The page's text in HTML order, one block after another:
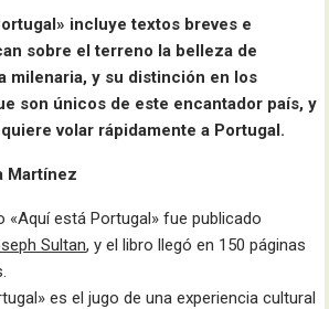
incluye textos breves e
sobre el terreno la belleza de
milenaria, y su distinción en los
son únicos de este encantador país, y
volar rápidamente a Portugal.
Martínez
«Aquí está Portugal» fue publicado
Sultan, y el libro llegó en 150 páginas
es el jugo de una experiencia cultural